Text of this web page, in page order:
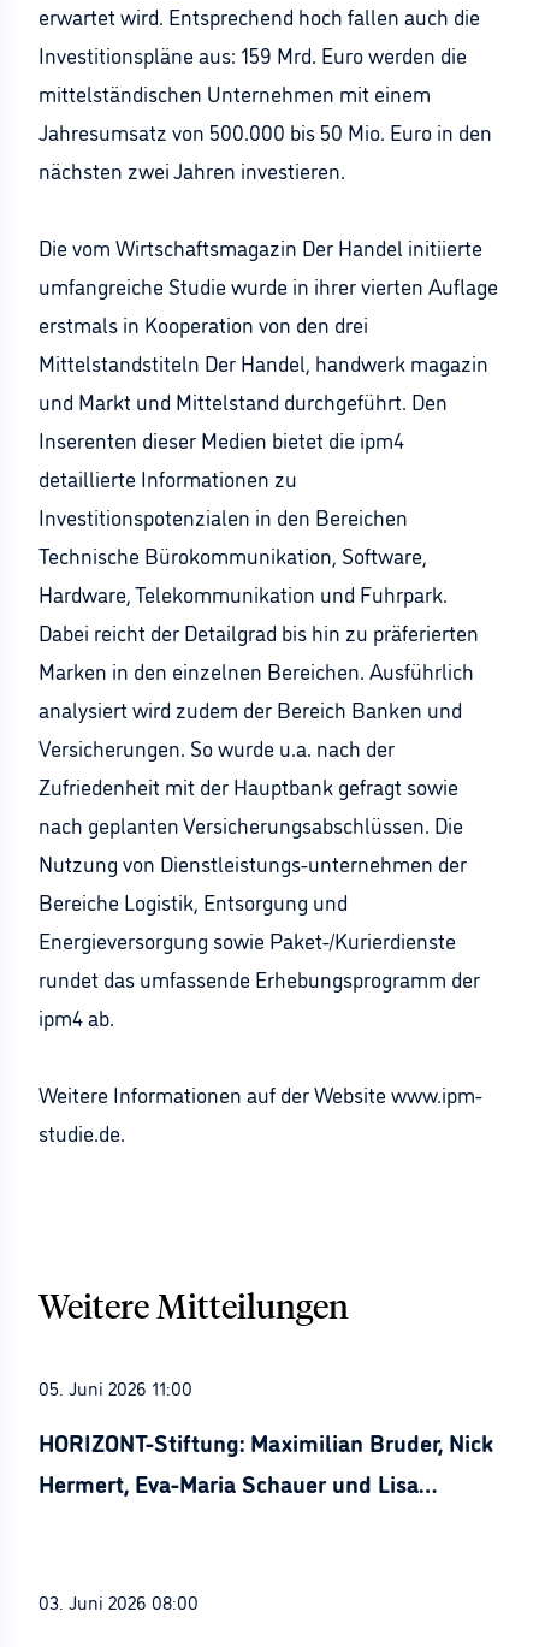
erwartet wird. Entsprechend hoch fallen auch die
Investitionspläne aus: 159 Mrd. Euro werden die
mittelständischen Unternehmen mit einem
Jahresumsatz von 500.000 bis 50 Mio. Euro in den
nächsten zwei Jahren investieren.
Die vom Wirtschaftsmagazin Der Handel initiierte
umfangreiche Studie wurde in ihrer vierten Auflage
erstmals in Kooperation von den drei
Mittelstandstiteln Der Handel, handwerk magazin
und Markt und Mittelstand durchgeführt. Den
Inserenten dieser Medien bietet die ipm4
detaillierte Informationen zu
Investitionspotenzialen in den Bereichen
Technische Bürokommunikation, Software,
Hardware, Telekommunikation und Fuhrpark.
Dabei reicht der Detailgrad bis hin zu präferierten
Marken in den einzelnen Bereichen. Ausführlich
analysiert wird zudem der Bereich Banken und
Versicherungen. So wurde u.a. nach der
Zufriedenheit mit der Hauptbank gefragt sowie
nach geplanten Versicherungsabschlüssen. Die
Nutzung von Dienstleistungs-unternehmen der
Bereiche Logistik, Entsorgung und
Energieversorgung sowie Paket-/Kurierdienste
rundet das umfassende Erhebungsprogramm der
ipm4 ab.
Weitere Informationen auf der Website www.ipm-
studie.de.
Weitere Mitteilungen
05. Juni 2026 11:00
HORIZONT-Stiftung: Maximilian Bruder, Nick
Hermert, Eva-Maria Schauer und Lisa
03. Juni 2026 08:00